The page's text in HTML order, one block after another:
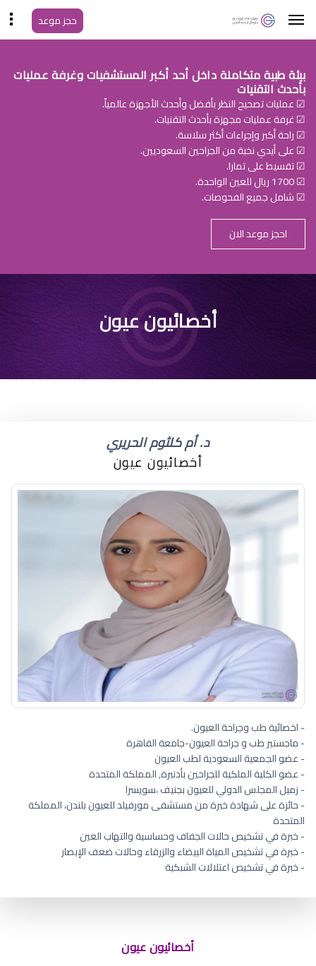
حجز موعد
بيئة طبية متكاملة داخل أحد أكبر المستشفيات وغرفة عمليات
بأحدث التقنيات
☑ عمليات تصحيح النظر بأفضل وأحدث الأجهزة عالمياً.
☑ غرفة عمليات مجهزة بأحدث التقنيات.
☑ راحة أكبر وإجراءات أكثر سلاسة.
☑ على أيدي نخبة من الجراحين السعوديين.
☑ تقسيط على تمارا.
☑ 1700 ريال للعين الواحدة.
☑ شامل جميع الفحوصات.
احجز موعد الان
كيف جفاف العين
أخصائيون عيون
د. أم كلثوم الحريري
أخصائيون عيون
- اخصائية طب وجراحة العيون.
- ماجستير طب و جراحة العيون-جامعة القاهرة
- عضو الجمعية السعودية لطب العيون
- عضو الكلية الملكية للجراحين بأدنبرة, المملكة المتحدة
- زميل المجلس الدولي للعيون بجنيف ،سويسرا
- حائزة على شهادة خبرة من مستشفى مورفيلد للعيون بلندن، المملكة
المتحدة
- خبرة في تشخيص حالات الجفاف وحساسية والتهاب العين
- خبرة في تشخيص المياة البيضاء والزرقاء وحالات ضعف الإبصار
- خبرة في تشخيص اعتلالات الشبكية
كيف جفاف العين
أخصائيون عيون